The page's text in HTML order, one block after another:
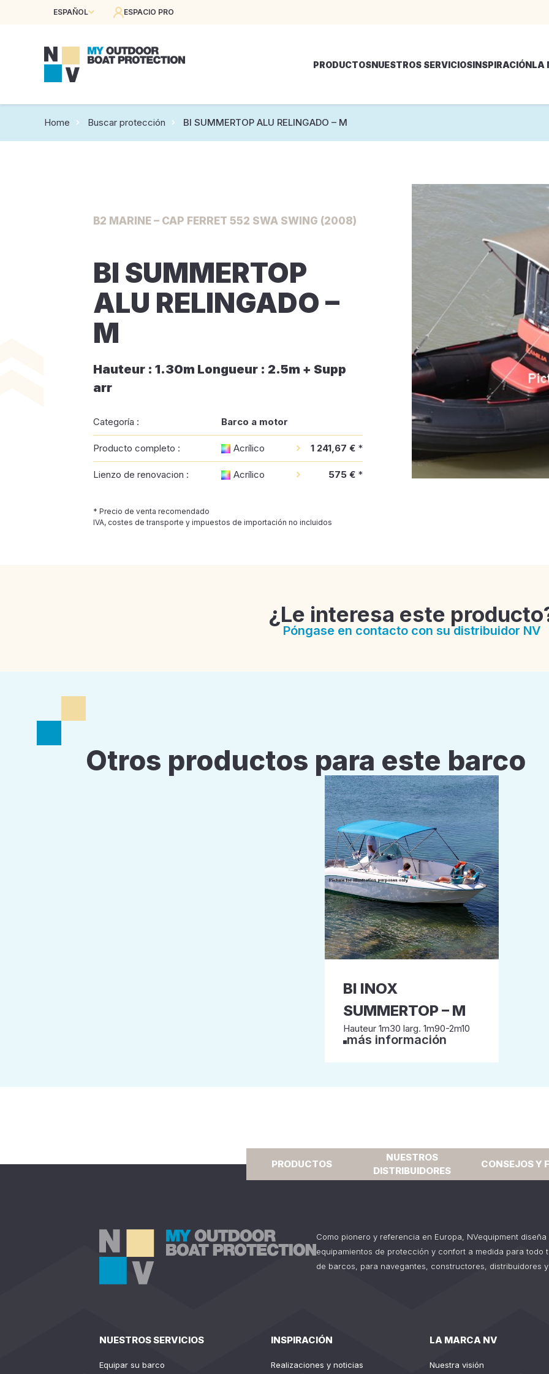
ESPAÑOL ESPACIO PRO
PRODUCTOSNUESTROS SERVICIOSINSPIRACIÓNLA
Home Buscar protección BI SUMMERTOP ALU RELINGADO – M
B2 MARINE – CAP FERRET 552 SWA SWING (2008)
BI SUMMERTOP
ALU RELINGADO –
M
Hauteur : 1.30m Longueur : 2.5m + Supp
arr
Categoría : Barco a motor
Producto completo : Acrílico 1 241,67 € *
Lienzo de renovacion : Acrílico 575 € *
* Precio de venta recomendado
IVA, costes de transporte y impuestos de importación no incluidos
¿Le interesa este
Póngase en contacto con su distribuidor NV
Otros productos para este barco
BI INOX
SUMMERTOP – M
Hauteur 1m30 larg. 1m90-2m10
más información
PRODUCTOS
NUESTROS
DISTRIBUIDORES
CONSEJOS Y
Como pionero y referencia en Europa, NVequipment
equipamientos de protección y confort a medida para todo
de barcos, para navegantes, constructores, distribuidores
NUESTROS SERVICIOS
Equipar su barco
INSPIRACIÓN
Realizaciones y noticias
LA MARCA NV
Nuestra visión